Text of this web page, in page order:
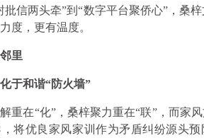
批信两头牵”到“数字平台聚侨心”，桑
度，更有温度。
里
于和谐“防火墙”
重在“化”，桑梓聚力重在“联”，而家
将优良家风家训作为矛盾纠纷源头